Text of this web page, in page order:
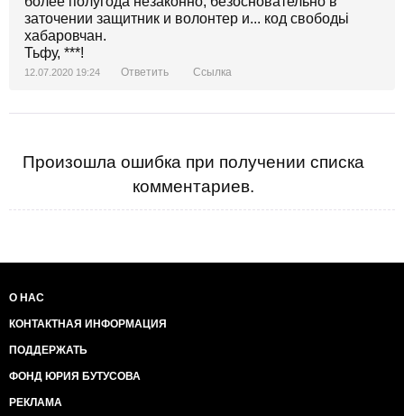
заточении защитник и волонтер и... код свободьі
хабаровчан.
Тьфу, ***!
12.07.2020 19:24 Ответить Ссылка
Произошла ошибка при получении списка
комментариев.
О НАС
КОНТАКТНАЯ ИНФОРМАЦИЯ
ПОДДЕРЖАТЬ
ФОНД ЮРИЯ БУТУСОВА
РЕКЛАМА